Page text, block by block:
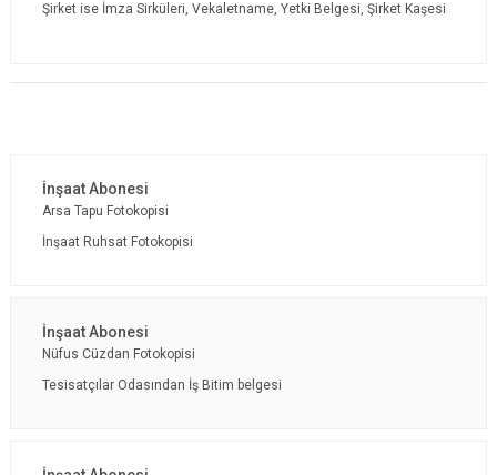
Şirket ise İmza Sirküleri, Vekaletname, Yetki Belgesi, Şirket Kaşesi
Arsa Tapu Fotokopisi
İnşaat Ruhsat Fotokopisi
Nüfus Cüzdan Fotokopisi
Tesisatçılar Odasından İş Bitim belgesi